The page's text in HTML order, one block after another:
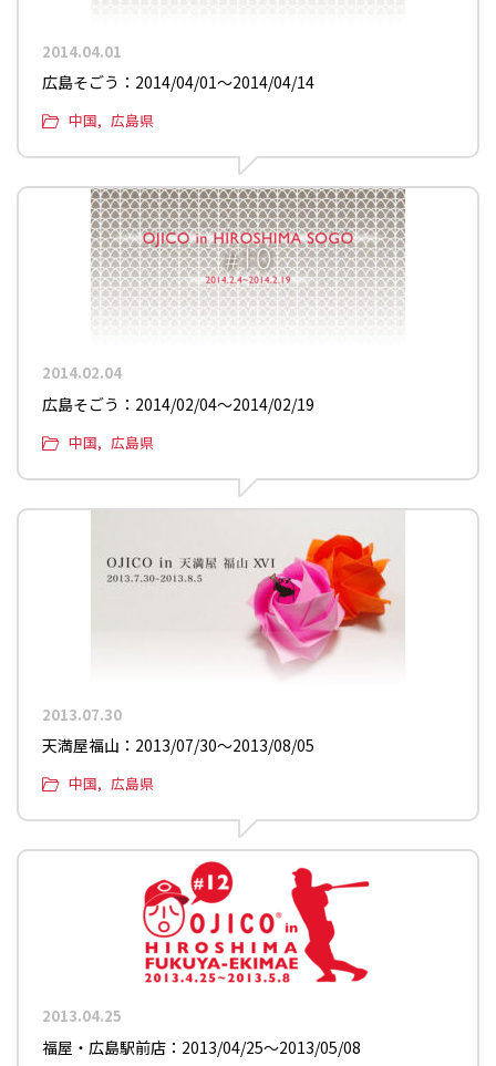
2014.04.01
広島そごう：2014/04/01〜2014/04/14
中国 広島県
2014.02.04
広島そごう：2014/02/04〜2014/02/19
中国 広島県
2013.07.30
天満屋福山：2013/07/30〜2013/08/05
中国 広島県
2013.04.25
福屋・広島駅前店：2013/04/25〜2013/05/08